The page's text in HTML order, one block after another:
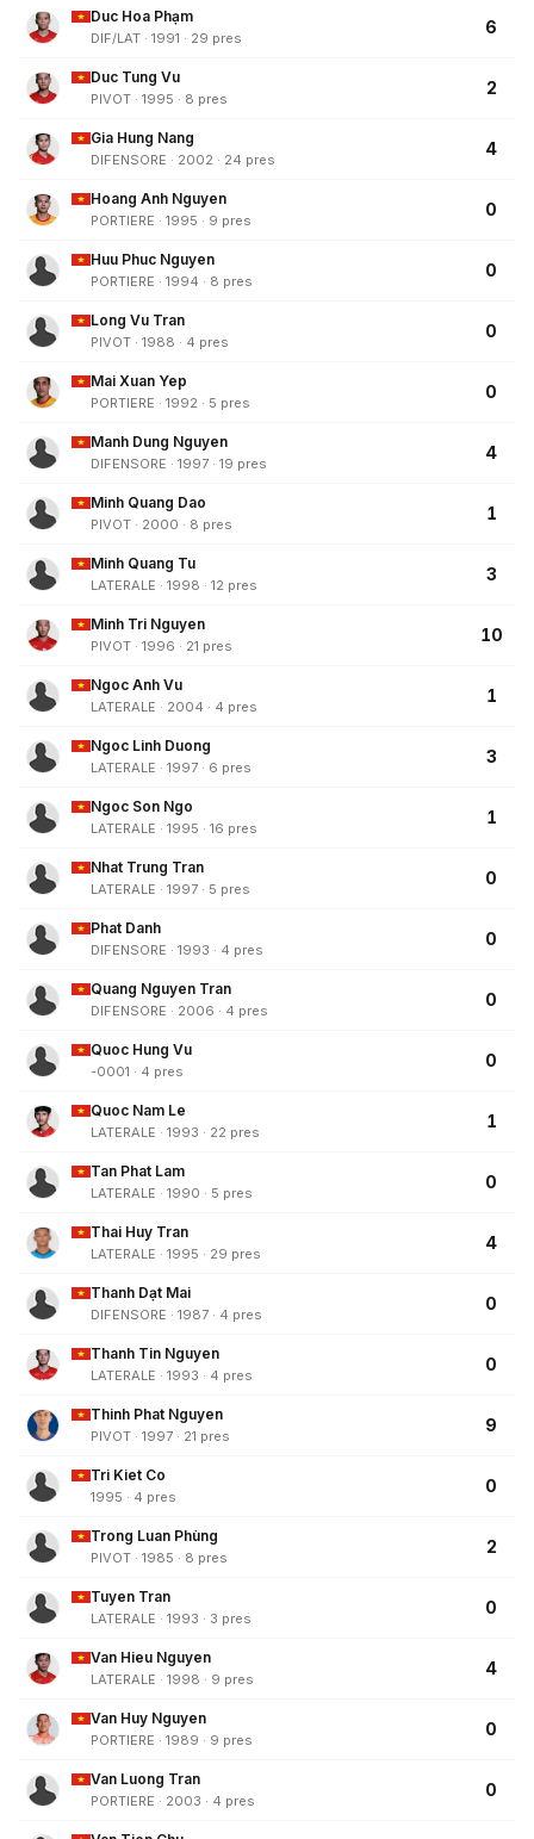
Duc Hoa Phạm
DIF/LAT · 1991 · 29 pres
6
Duc Tung Vu
PIVOT · 1995 · 8 pres
2
Gia Hung Nang
DIFENSORE · 2002 · 24 pres
4
Hoang Anh Nguyen
PORTIERE · 1995 · 9 pres
0
Huu Phuc Nguyen
PORTIERE · 1994 · 8 pres
0
Long Vu Tran
PIVOT · 1988 · 4 pres
0
Mai Xuan Yep
PORTIERE · 1992 · 5 pres
0
Manh Dung Nguyen
DIFENSORE · 1997 · 19 pres
4
Minh Quang Dao
PIVOT · 2000 · 8 pres
1
Minh Quang Tu
LATERALE · 1998 · 12 pres
3
Minh Tri Nguyen
PIVOT · 1996 · 21 pres
10
Ngoc Anh Vu
LATERALE · 2004 · 4 pres
1
Ngoc Linh Duong
LATERALE · 1997 · 6 pres
3
Ngoc Son Ngo
LATERALE · 1995 · 16 pres
1
Nhat Trung Tran
LATERALE · 1997 · 5 pres
0
Phat Danh
DIFENSORE · 1993 · 4 pres
0
Quang Nguyen Tran
DIFENSORE · 2006 · 4 pres
0
Quoc Hung Vu
-0001 · 4 pres
0
Quoc Nam Le
LATERALE · 1993 · 22 pres
1
Tan Phat Lam
LATERALE · 1990 · 5 pres
0
Thai Huy Tran
LATERALE · 1995 · 29 pres
4
Thanh Dạt Mai
DIFENSORE · 1987 · 4 pres
0
Thanh Tin Nguyen
LATERALE · 1993 · 4 pres
0
Thinh Phat Nguyen
PIVOT · 1997 · 21 pres
9
Tri Kiet Co
1995 · 4 pres
0
Trong Luan Phùng
PIVOT · 1985 · 8 pres
2
Tuyen Tran
LATERALE · 1993 · 3 pres
0
Van Hieu Nguyen
LATERALE · 1998 · 9 pres
4
Van Huy Nguyen
PORTIERE · 1989 · 9 pres
0
Van Luong Tran
PORTIERE · 2003 · 4 pres
0